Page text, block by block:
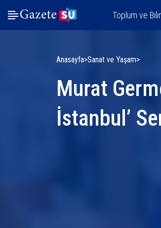
Toplum ve
Anasayfa Sanat ve Yaşam
Murat
İstanbul’